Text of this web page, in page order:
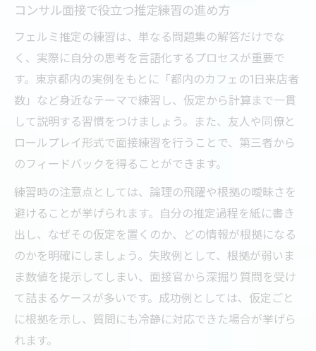
コンサル面接で役立つ推定練習の進め方
フェルミ推定の練習は、単なる問題集の解答だけでな
く、実際に自分の思考を言語化するプロセスが重要で
す。東京都内の実例をもとに「都内のカフェの1日来店者
数」など身近なテーマで練習し、仮定から計算まで一貫
して説明する習慣をつけましょう。また、友人や同僚と
ロールプレイ形式で面接練習を行うことで、第三者から
のフィードバックを得ることができます。
練習時の注意点としては、論理の飛躍や根拠の曖昧さを
避けることが挙げられます。自分の推定過程を紙に書き
出し、なぜその仮定を置くのか、どの情報が根拠になる
のかを明確にしましょう。失敗例として、根拠が弱いま
ま数値を提示してしまい、面接官から深掘り質問を受け
て詰まるケースが多いです。成功例としては、仮定ごと
に根拠を示し、質問にも冷静に対応できた場合が挙げら
れます。